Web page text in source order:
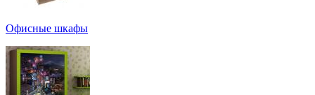
Офисные шкафы